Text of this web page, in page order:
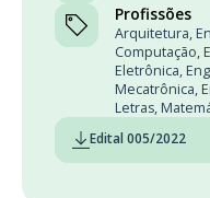
Profissões
Arquitetura,
Computação,
Eletrônica,
Mecatrônica,
Letras,
Edital 005/2022